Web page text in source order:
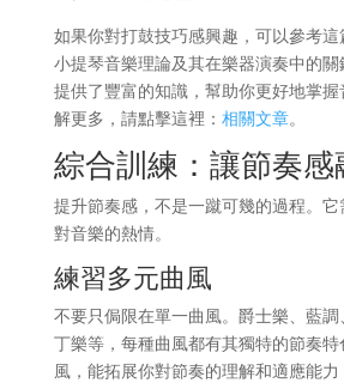
如果你對打鼓技巧感興趣，可以參考
小提琴音樂理論及其在樂器演奏中的
提供了豐富的知識，幫助你更好地掌
解更多，請點擊這裡： 相關文章。
綜合訓練：讓節奏
提升節奏感，不是一蹴可幾的過程。
對音樂的熱情。
練習多元曲風
不要只侷限在單一曲風。爵士樂、藍
丁樂等，每種曲風都有其獨特的節奏
風，能拓展你對節奏的理解和適應能